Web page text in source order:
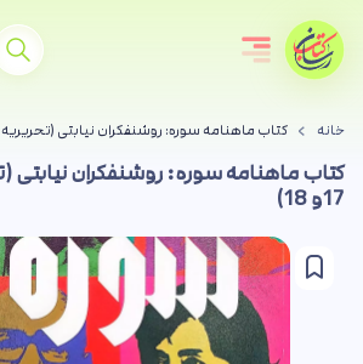
خانه کتاب ماهنامه سوره: روشنفکران نیابتی (تحریریه 7 - شماره 17و 18)
17و 18)